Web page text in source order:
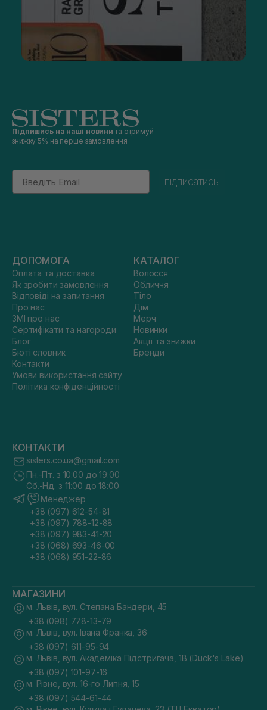
Підпишись на наші новини та отримуй
знижку 5% на перше замовлення
Email
підписатись
ДОПОМОГА
Оплата та доставка
Як зробити замовлення
Відповіді на запитання
Про нас
ЗМІ про нас
Сертифікати та нагороди
Блог
Бюті словник
Контакти
Умови використання сайту
Політика конфіденційності
КАТАЛОГ
Волосся
Обличчя
Тіло
Дім
Мерч
Новинки
Акції та знижки
Бренди
КОНТАКТИ
sisters.co.ua@gmail.com
Пн.-Пт. з 10:00 до 19:00
Сб.-Нд. з 11:00 до 18:00
Менеджер
+38 (097) 612-54-81
+38 (097) 788-12-88
+38 (097) 983-41-20
+38 (068) 693-46-00
+38 (068) 951-22-86
МАГАЗИНИ
м. Львів, вул. Степана Бандери, 45
+38 (098) 778-13-79
м. Львів, вул. Івана Франка, 36
+38 (097) 611-95-94
м. Львів, вул. Академіка Підстригача, 1В (Duck's Lake)
+38 (097) 101-97-16
м. Рівне, вул. 16-го Липня, 15
+38 (097) 544-61-44